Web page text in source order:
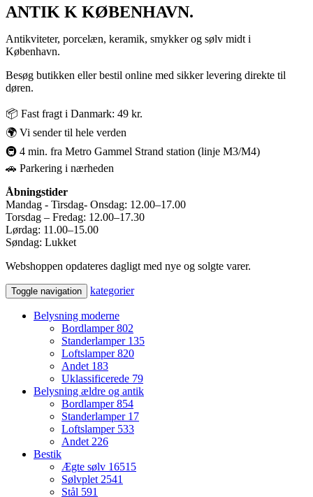
ANTIK K KØBENHAVN.
Antikviteter, porcelæn, keramik, smykker og sølv midt i
København.
Besøg butikken eller bestil online med sikker levering direkte til
døren.
📦 Fast fragt i Danmark: 49 kr.
🌍 Vi sender til hele verden
🚇 4 min. fra Metro Gammel Strand station (linje M3/M4)
🚗 Parkering i nærheden
Åbningstider
Mandag - Tirsdag- Onsdag: 12.00–17.00
Torsdag – Fredag: 12.00–17.30
Lørdag: 11.00–15.00
Søndag: Lukket
Webshoppen opdateres dagligt med nye og solgte varer.
Toggle navigation kategorier
Belysning moderne
Bordlamper802
Standerlamper 135
Loftslamper820
Andet 183
Uklassificerede 79
Belysning ældre og antik
Bordlamper854
Standerlamper 17
Loftslamper 533
Andet226
Bestik
Ægte sølv 16515
Sølvplet2541
Stål 591